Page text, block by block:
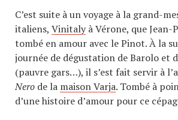
C’est suite à un voyage à la grand-
italiens, Vinitalyà Vérone, que Jean-
tombé en amour avec le Pinot. À la
journée de dégustation de Barolo et
(pauvre gars…), il s’est fait servir à
Nero de la maison Varja. Tombé à
d’une histoire d’amour pour ce